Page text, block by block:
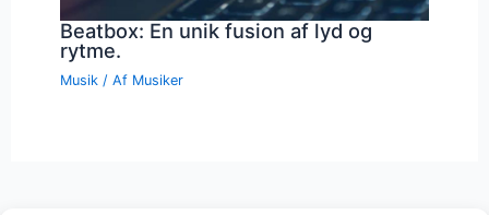
Beatbox: En unik fusion af lyd og
rytme.
Musik / Af Musiker